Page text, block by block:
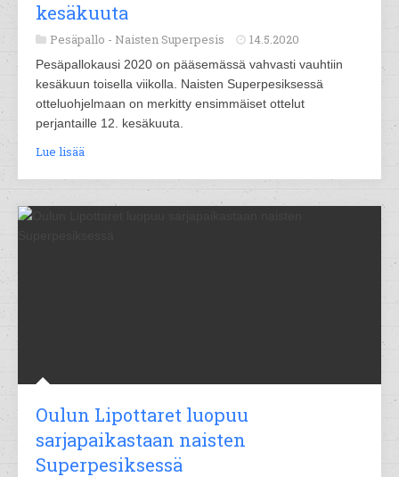
kesäkuuta
Pesäpallo - Naisten Superpesis 14.5.2020
Pesäpallokausi 2020 on pääsemässä vahvasti vauhtiin
kesäkuun toisella viikolla. Naisten Superpesiksessä
otteluohjelmaan on merkitty ensimmäiset ottelut
perjantaille 12. kesäkuuta.
Lue lisää
Oulun Lipottaret luopuu
sarjapaikastaan naisten
Superpesiksessä